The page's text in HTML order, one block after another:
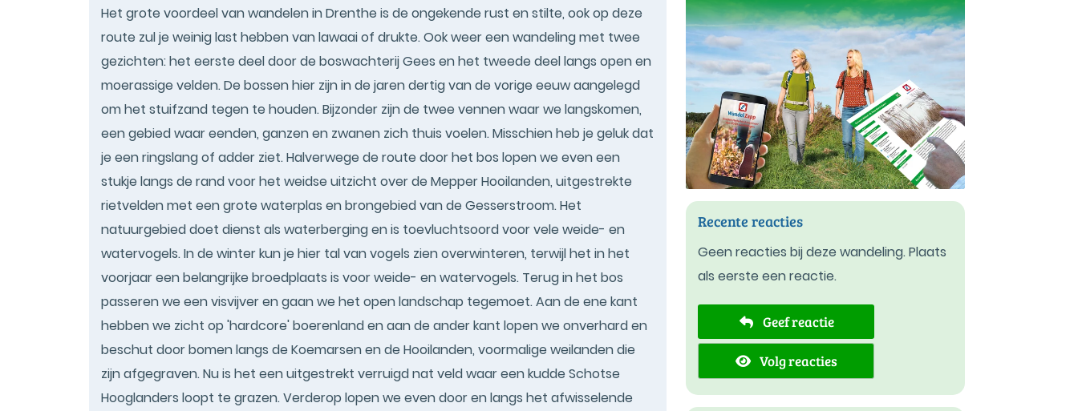
Het grote voordeel van wandelen in Drenthe is de ongekende rust en stilte, ook op deze
route zul je weinig last hebben van lawaai of drukte. Ook weer een wandeling met twee
gezichten: het eerste deel door de boswachterij Gees en het tweede deel langs open en
moerassige velden. De bossen hier zijn in de jaren dertig van de vorige eeuw aangelegd
om het stuifzand tegen te houden. Bijzonder zijn de twee vennen waar we langskomen,
een gebied waar eenden, ganzen en zwanen zich thuis voelen. Misschien heb je geluk dat
je een ringslang of adder ziet. Halverwege de route door het bos lopen we even een
stukje langs de rand voor het weidse uitzicht over de Mepper Hooilanden, uitgestrekte
rietvelden met een grote waterplas en brongebied van de Gesserstroom. Het
natuurgebied doet dienst als waterberging en is toevluchtsoord voor vele weide- en
watervogels. In de winter kun je hier tal van vogels zien overwinteren, terwijl het in het
voorjaar een belangrijke broedplaats is voor weide- en watervogels. Terug in het bos
passeren we een visvijver en gaan we het open landschap tegemoet. Aan de ene kant
hebben we zicht op 'hardcore' boerenland en aan de ander kant lopen we onverhard en
beschut door bomen langs de Koemarsen en de Hooilanden, voormalige weilanden die
zijn afgegraven. Nu is het een uitgestrekt verruigd nat veld waar een kudde Schotse
Hooglanders loopt te grazen. Verderop lopen we even door en langs het afwisselende
Recente reacties
Geen reacties bij deze wandeling. Plaats
als eerste een reactie.
Geef reactie
Volg reacties